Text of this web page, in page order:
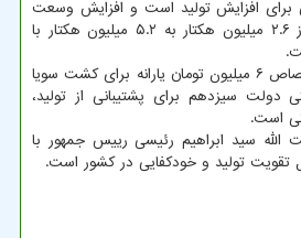
برای افزایش تولید است و افزایش وسعت
کشت دیم زارهای کشور از ۲.۶ میلیون هکتار به ۵.۲ میلیون هکتار با
ساداتی نژاد اشاره کرد: اختصاص ۶ میلیون تومان یارانه برای کشت سویا
دولت سیزدهم برای پشتیبانی از تولید،
است.
سید ابراهیم رئیسی رییس جمهور با
تولید و خودکفایی در کشور است.